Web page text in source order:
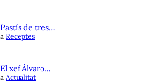
Pastís de tres…
a Receptes
El xef Álvaro…
a Actualitat